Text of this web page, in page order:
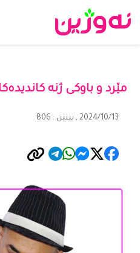
مێرد و باوکی ژنە
2024/10/13 , بینین : 806